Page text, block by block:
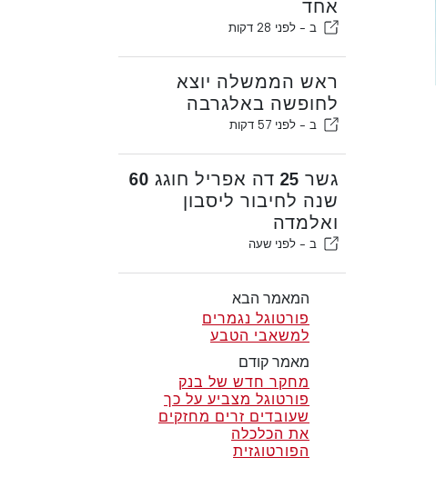
אחד
ב - לפני 28 דקות
ראש הממשלה יוצא
לחופשה באלגרבה
ב - לפני 57 דקות
גשר 25 דה אפריל חוגג 60
שנה לחיבור ליסבון
ואלמדה
ב - לפני שעה
המאמר הבא
פורטוגל נגמרים
למשאבי הטבע
מאמר קודם
מחקר חדש של בנק
פורטוגל מצביע על כך
שעובדים זרים מחזקים
את הכלכלה
הפורטוגזית